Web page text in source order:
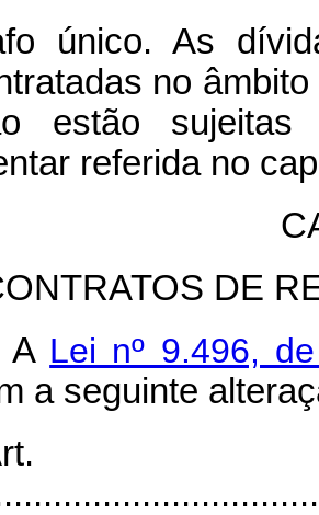
único. As
no
estão
referida no
DE
A Lei nº 9.496,
a seguinte